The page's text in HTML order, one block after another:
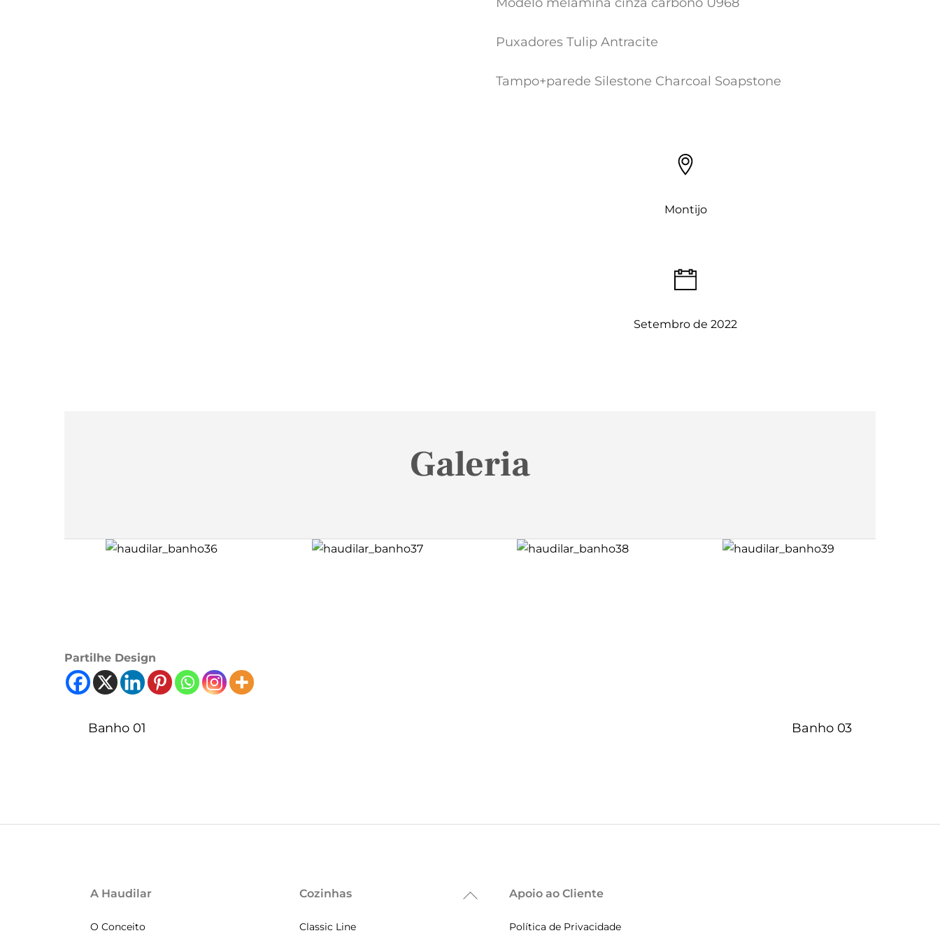
Puxadores Tulip Antracite
Tampo+parede Silestone Charcoal Soapstone
Montijo
Setembro de 2022
Galeria
Partilhe Design
Banho 01 Banho 03
Back
A Haudilar
O Conceito
Cozinhas
Classic Line
Apoio ao Cliente
Política de Privacidade